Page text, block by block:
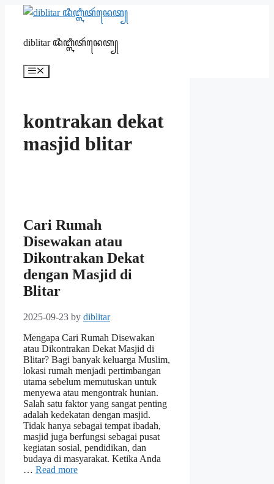
diblitar ꦢꦶꦧ꧀ꦭꦶꦠꦂꦤꦺꦠ꧀
Menu
kontrakan dekat
masjid blitar
Cari Rumah
Disewakan atau
Dikontrakan Dekat
dengan Masjid di
Blitar
2025-09-23 by diblitar
Mengapa Cari Rumah Disewakan
atau Dikontrakan Dekat Masjid di
Blitar? Bagi banyak keluarga Muslim,
lokasi rumah menjadi pertimbangan
utama sebelum memutuskan untuk
menyewa atau mengontrak hunian.
Salah satu faktor yang sangat penting
adalah kedekatan dengan masjid.
Tidak hanya sebagai tempat ibadah,
masjid juga berfungsi sebagai pusat
kegiatan sosial, pendidikan, dan
budaya di masyarakat. Ketika Anda
… Read more